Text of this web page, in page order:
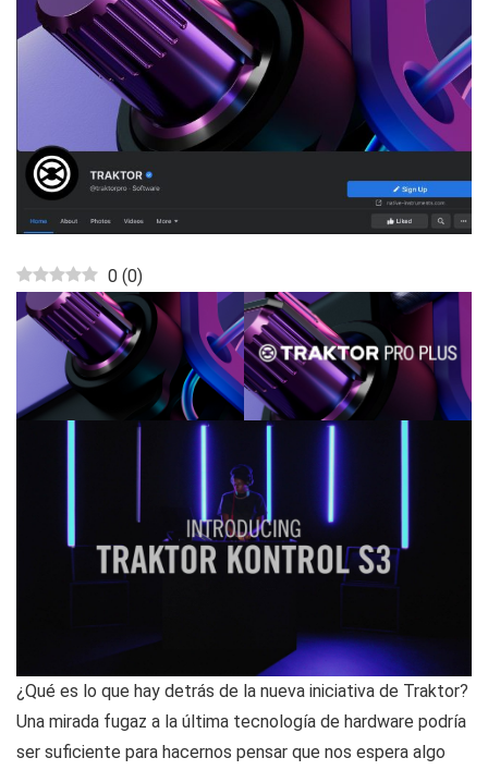
0 (0)
¿Qué es lo que hay detrás de la nueva iniciativa de Traktor?
Una mirada fugaz a la última tecnología de hardware podría
ser suficiente para hacernos pensar que nos espera algo